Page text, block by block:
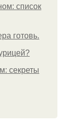
список
готовь.
секреты